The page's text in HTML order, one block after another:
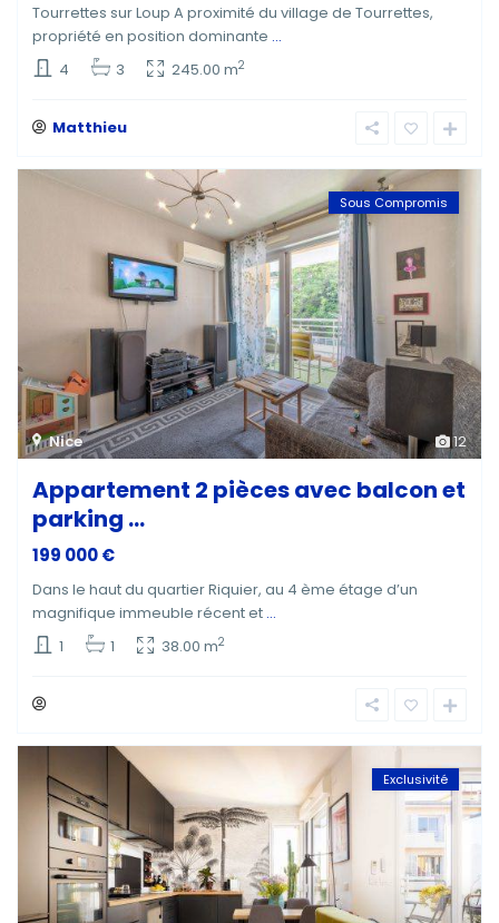
Tourrettes sur Loup A proximité du village de Tourrettes,
propriété en position dominante ...
4
3 245.00 m2
Matthieu
12
Nice
Sous Compromis
Appartement 2 pièces avec balcon et
parking ...
199 000 €
Dans le haut du quartier Riquier, au 4 ème étage d’un
magnifique immeuble récent et ...
1
1 38.00 m2
Exclusivité